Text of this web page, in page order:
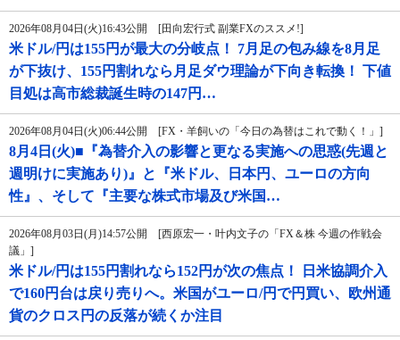
2026年08月04日(火)16:43公開 [田向宏行式 副業FXのススメ!]
米ドル/円は155円が最大の分岐点！ 7月足の包み線を8月足
が下抜け、155円割れなら月足ダウ理論が下向き転換！ 下値
目処は高市総裁誕生時の147円…
2026年08月04日(火)06:44公開 [FX・羊飼いの「今日の為替はこれで動く！」]
8月4日(火)■『為替介入の影響と更なる実施への思惑(先週と
週明けに実施あり)』と『米ドル、日本円、ユーロの方向
性』、そして『主要な株式市場及び米国…
2026年08月03日(月)14:57公開 [西原宏一・叶内文子の「FX＆株 今週の作戦会
議」]
米ドル/円は155円割れなら152円が次の焦点！ 日米協調介入
で160円台は戻り売りへ。米国がユーロ/円で円買い、欧州通
貨のクロス円の反落が続くか注目